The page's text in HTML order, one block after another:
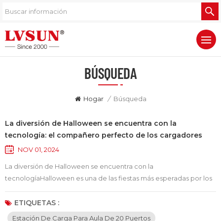
BÚSQUEDA
Hogar / Búsqueda
La diversión de Halloween se encuentra con la
tecnología: el compañero perfecto de los cargadores
multipuerto
NOV 01, 2024
La diversión de Halloween se encuentra con la
tecnologíaHalloween es una de las fiestas más esperadas por los
niños, con casas decoradas con colores vibrantes, calabazas,
disfraces espeluznantes y una gran cantidad de dulces. Sin
embargo, durante esta época festiva, muchas veces pasamos por
ETIQUETAS :
Estación De Carga Para Aula De 20 Puertos